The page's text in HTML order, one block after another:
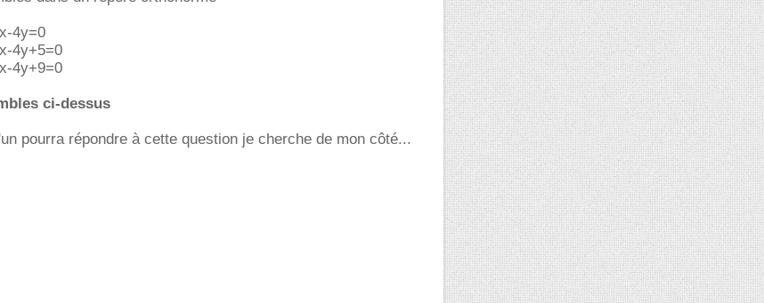
4y=0
4y+5=0
4y+9=0
ci-dessus
pourra répondre à cette question je cherche de mon côté...